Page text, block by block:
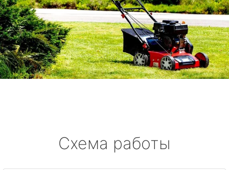
Схема работы